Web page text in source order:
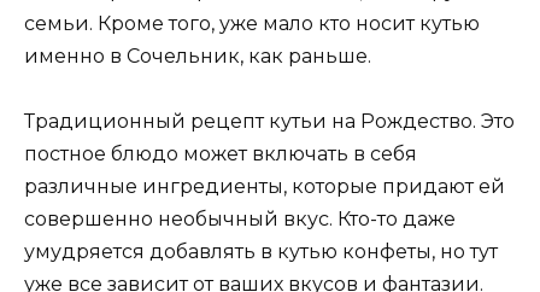
семьи. Кроме того, уже мало кто носит кутью
именно в Сочельник, как раньше.
Традиционный рецепт кутьи на Рождество. Это
постное блюдо может включать в себя
различные ингредиенты, которые придают ей
совершенно необычный вкус. Кто-то даже
умудряется добавлять в кутью конфеты, но тут
уже все зависит от ваших вкусов и фантазии.